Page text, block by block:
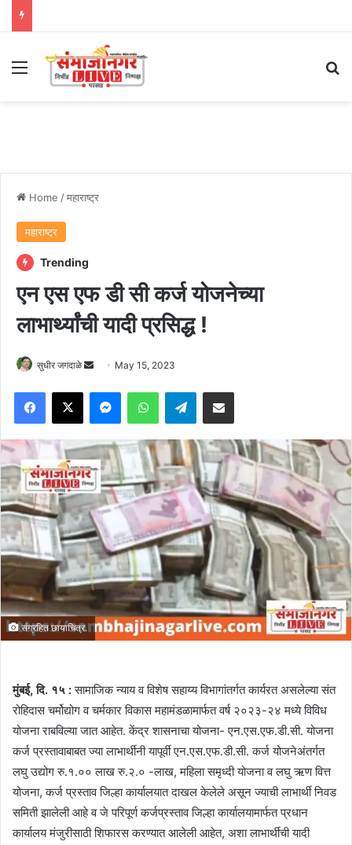
Menu
Home /महाराष्ट्र
महाराष्ट्र
Trending
एन एस एफ डी सी कर्ज योजनेच्या
लाभार्थ्यांची यादी प्रसिद्ध !
सुधीर जगदाळे
Send
email
May 15, 2023
Facebook
X MessengerWhatsAppTelegramShare via Email
संग्रहित छायाचित्र.
मुंबई, दि. १५ :सामाजिक न्याय व विशेष सहाय्य विभागांतर्गत कार्यरत असलेल्या संत
रोहिदास चर्मोद्योग व चर्मकार विकास महामंडळामार्फत वर्ष २०२३-२४ मध्ये विविध
योजना राबविल्या जात आहेत. केंद्र शासनाचा योजना- एन.एस.एफ.डी.सी. योजना
कर्ज प्रस्तावाबाबत ज्या लाभार्थीनी यापूर्वी एन.एस.एफ.डी.सी. कर्ज योजनेअंतर्गत
लघु उद्योग रु.१.०० लाख रु.२.० -लाख, महिला समृध्दी योजना व लघु ऋण वित्त
योजना, कर्ज प्रस्ताव जिल्हा कार्यालयात दाखल केलेले असून ज्याची लाभार्थी निवड
समिती झालेली आहे व जे परिपूर्ण कर्जप्रस्ताव जिल्हा कार्यालयामार्फत प्रधान
कार्यालय मंजुरीसाठी शिफारस करण्यात आलेली आहेत, अशा लाभार्थीची यादी